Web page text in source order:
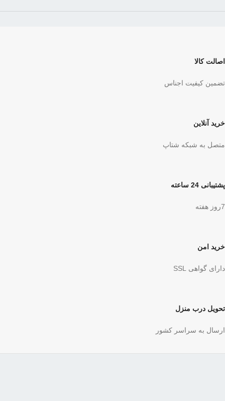
اصالت کالا
تضمین کیفیت اجناس
خرید آنلاین
متصل به شبکه شتاپ
پشتیبانی 24 ساعته
7روز هفته
خرید امن
دارای گواهی SSL
تحویل درب منزل
ارسال به سراسر کشور